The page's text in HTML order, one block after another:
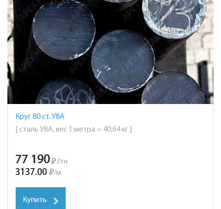
Круг 80 ст. У8А
[ сталь У8А, вес 1 метра = 40,64 кг ]
77 190₽ /тн
3137.00 ₽/м
Купить